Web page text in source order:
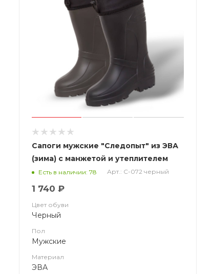
Сапоги мужские "Следопыт" из ЭВА
(зима) с манжетой и утеплителем
(-20С) С-072 Барс черный
Есть в наличии: 78 Арт.: С-072 черный
1 740 ₽
Цвет обуви
Черный
Пол
Мужские
Материал
ЭВА